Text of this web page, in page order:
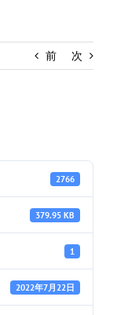
前 次
2766
379.95 KB
1
2022年7月22日